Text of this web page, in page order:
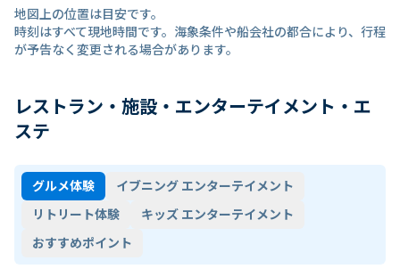
地図上の位置は目安です。
時刻はすべて現地時間です。海象条件や船会社の都合により、行程
が予告なく変更される場合があります。
レストラン・施設・エンターテイメント・エ
ステ
グルメ体験
イブニング エンターテイメント
リトリート体験
キッズ エンターテイメント
おすすめポイント